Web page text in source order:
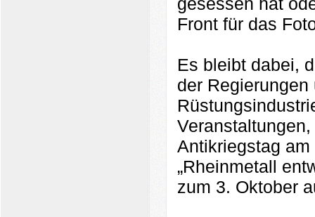
Front für das
Es bleibt dabei,
der
Antikriegstag
„Rheinmetall
zum 3. Oktober